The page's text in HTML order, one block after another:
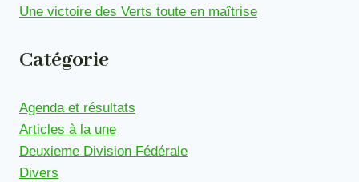
Une victoire des Verts toute en maîtrise
Catégorie
Agenda et résultats
Articles à la une
Deuxieme Division Fédérale
Divers